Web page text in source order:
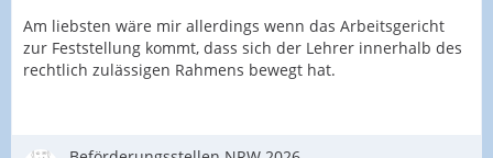
Am liebsten wäre mir allerdings wenn das Arbeitsgericht
zur Feststellung kommt, dass sich der Lehrer innerhalb des
rechtlich zulässigen Rahmens bewegt hat.